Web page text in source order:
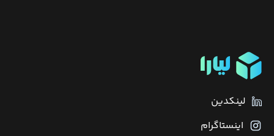
لینکدین
اینستاگرام